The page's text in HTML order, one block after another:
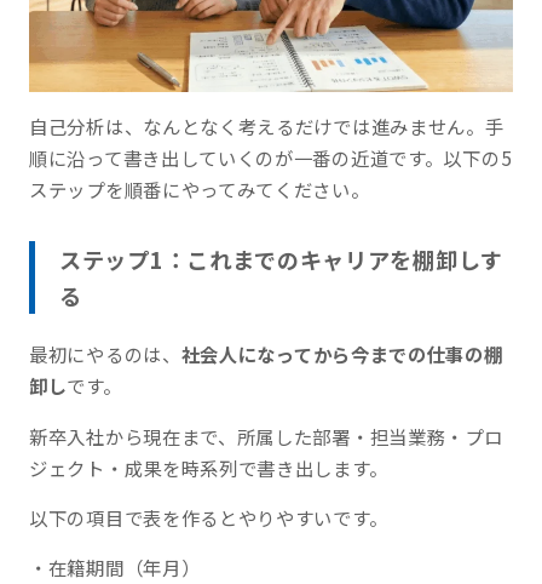
自己分析は、なんとなく考えるだけでは進みません。手
順に沿って書き出していくのが一番の近道です。以下の5
ステップを順番にやってみてください。
ステップ1：これまでのキャリアを棚卸しす
る
最初にやるのは、 社会人になってから今までの仕事の棚
卸しです。
新卒入社から現在まで、所属した部署・担当業務・プロ
ジェクト・成果を時系列で書き出します。
以下の項目で表を作るとやりやすいです。
・在籍期間（年月）